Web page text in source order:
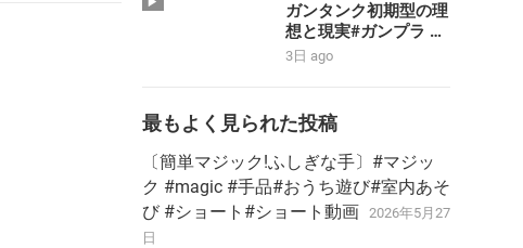
ガンタンク初期型の理
想と現実#ガンプラ #
ガンダム #コマ撮り
3日 ago
最もよく見られた投稿
〔簡単マジック!ふしぎな手〕#マジッ
ク #magic #手品#おうち遊び#室内あそ
び #ショート#ショート動画
2026年5月27
日